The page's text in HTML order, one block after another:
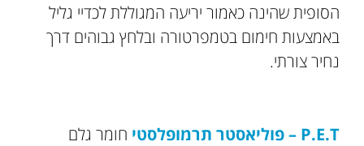
הסופית שהינה כאמור יריעה המגוללת לכדיי גליל
באמצעות חימום בטמפרטורה ובלחץ גבוהים דרך
נחיר צורתי.
P.E.T – פוליאסטר תרמופלסטי
חומר גלם